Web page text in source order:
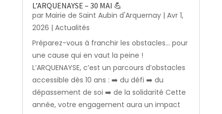
L’ARQUENAYSE – 30 MAI 💪
par Mairie de Saint Aubin d'Arquernay| Avr 1,
2026 | Actualités
Préparez-vous à franchir les obstacles… pour
une cause qui en vaut la peine !
L’ARQUENAYSE, c’est un parcours d’obstacles
accessible dès 10 ans : ➡️ du défi ➡️ du
dépassement de soi ➡️ de la solidarité Cette
année, votre engagement aura un impact